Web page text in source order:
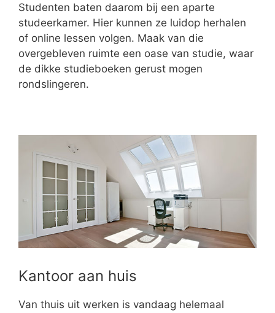
Studenten baten daarom bij een aparte
studeerkamer. Hier kunnen ze luidop herhalen
of online lessen volgen. Maak van die
overgebleven ruimte een oase van studie, waar
de dikke studieboeken gerust mogen
rondslingeren.
Kantoor aan huis
Van thuis uit werken is vandaag helemaal